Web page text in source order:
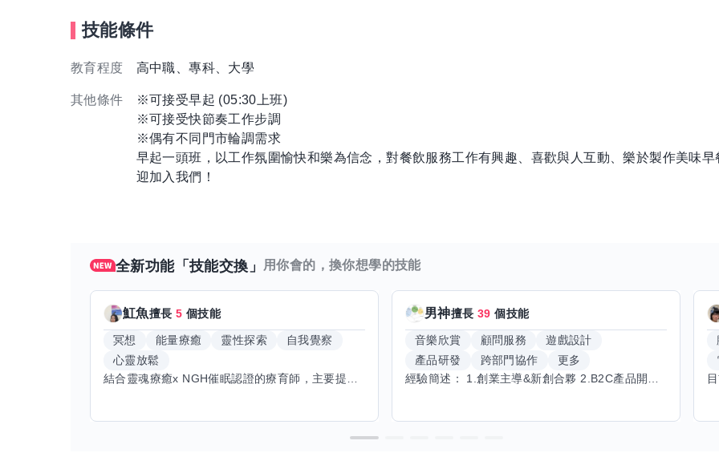
技能條件
教育程度 高中職、專科、大學
其他條件
※可接受早起 (05:30上班)
※可接受快節奏工作步調
※偶有不同門市輪調需求
早起一頭班，以工作氛圍愉快和樂為信念，對餐飲服務工作有興趣、喜歡與人互動、樂於製作美味早
迎加入我們！
全新功能「技能交換」 用你會的，換你想學的技能
魟魚擅長5 個技能
冥想 能量療癒 靈性探索
自我覺察
心靈放鬆
結合靈魂療癒x NGH催眠認證的療育師，主要提供潛意識探索和靈魂導向的催眠療育。你會全程100%清醒跟我對話。
男神擅長39 個技能
音樂欣賞 顧問服務
遊戲設計
產品研發
跨部門協作
更多
經驗簡述： 1.創業主導&新創合夥 2.B2C產品開發運營一條龍 3.AI應用開發與量化研究新創 標籤話題都可以聊，開放交流 找尋共同創業機會，亦歡迎新創收編